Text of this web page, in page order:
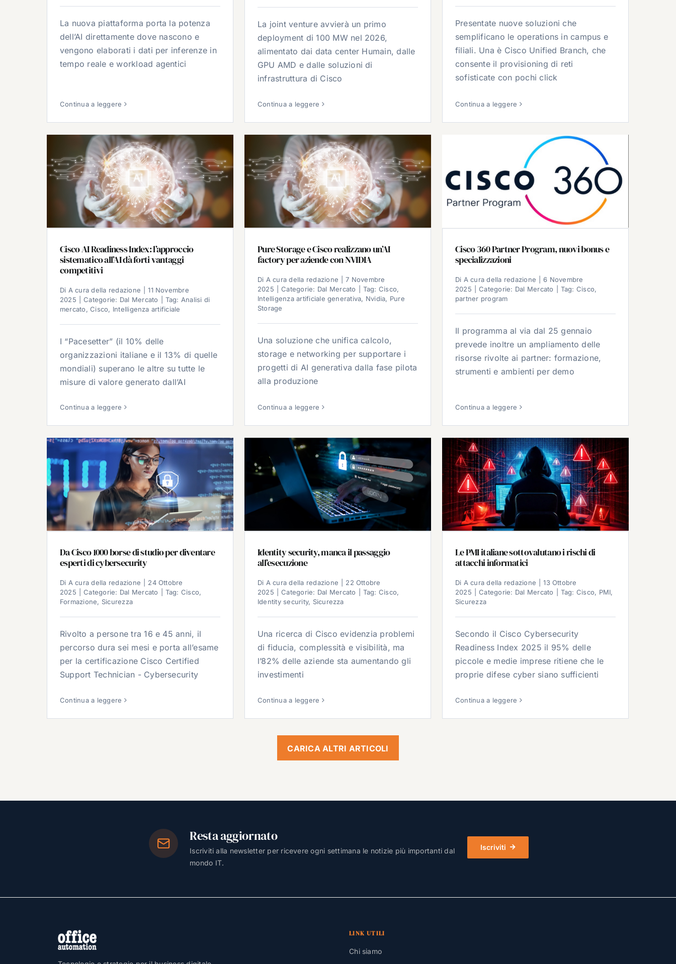
La nuova piattaforma porta la potenza
dell’AI direttamente dove nascono e
vengono elaborati i dati per inferenze in
tempo reale e workload agentici
Continua a leggere
La joint venture avvierà un primo
deployment di 100 MW nel 2026,
alimentato dai data center Humain, dalle
GPU AMD e dalle soluzioni di
infrastruttura di Cisco
Continua a leggere
Presentate nuove soluzioni che
semplificano le operations in campus e
filiali. Una è Cisco Unified Branch, che
consente il provisioning di reti
sofisticate con pochi click
Continua a leggere
Cisco AI Readiness Index: l’approccio
sistematico all’AI dà forti vantaggi
competitivi
Di A cura della redazione
11 Novembre
2025
Categorie: Dal Mercato Tag: Analisi di
mercato,Cisco, Intelligenza artificiale
I “Pacesetter” (il 10% delle
organizzazioni italiane e il 13% di quelle
mondiali) superano le altre su tutte le
misure di valore generato dall’AI
Continua a leggere
Pure Storage e Cisco realizzano un’AI
factory per aziende con NVIDIA
Di A cura della redazione
7 Novembre
2025
Categorie: Dal Mercato Tag: Cisco,
Intelligenza artificiale generativa, Nvidia, Pure
Storage
Una soluzione che unifica calcolo,
storage e networking per supportare i
progetti di AI generativa dalla fase pilota
alla produzione
Continua a leggere
Cisco 360 Partner Program, nuovi bonus e
specializzazioni
Di A cura della redazione
6 Novembre
2025
Categorie: Dal Mercato Tag: Cisco,
partner program
Il programma al via dal 25 gennaio
prevede inoltre un ampliamento delle
risorse rivolte ai partner: formazione,
strumenti e ambienti per demo
Continua a leggere
Da Cisco 1000 borse di studio per diventare
esperti di cybersecurity
Di A cura della redazione
24 Ottobre
2025
Categorie: Dal Mercato Tag: Cisco,
Formazione, Sicurezza
Rivolto a persone tra 16 e 45 anni, il
percorso dura sei mesi e porta all’esame
per la certificazione Cisco Certified
Support Technician - Cybersecurity
Continua a leggere
Identity security, manca il passaggio
all’esecuzione
Di A cura della redazione
22 Ottobre
2025
Categorie: Dal Mercato Tag: Cisco,
Identity security, Sicurezza
Una ricerca di Cisco evidenzia problemi
di fiducia, complessità e visibilità, ma
l’82% delle aziende sta aumentando gli
investimenti
Continua a leggere
Le PMI italiane sottovalutano i rischi di
attacchi informatici
Di A cura della redazione
13 Ottobre
2025
Categorie: Dal Mercato Tag: Cisco, PMI,
Sicurezza
Secondo il Cisco Cybersecurity
Readiness Index 2025 il 95% delle
piccole e medie imprese ritiene che le
proprie difese cyber siano sufficienti
Continua a leggere
CARICA ALTRI ARTICOLI
Resta aggiornato
Iscriviti alla newsletter per ricevere ogni settimana le notizie più importanti dal
mondo IT.
Iscriviti
LINK UTILI
Chi siamo